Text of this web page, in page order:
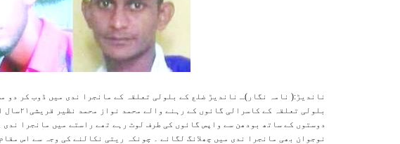
ناندیڑ:( نامہ نگار)ـ ناندیڑ ضلع کے بلولی تعلقہ کے مانجرا ندی میں ڈوب کر دو
دوستوں کے ساتھ بودھن سے واپس گائوں کی طرف لوٹ رہے تھے راستے میں مانجرا
نوجوان بھی مانجرا ندی میں چھلانگ لگائے ۔ چونکہ ریتی نکالنے کی وجہ سے اس